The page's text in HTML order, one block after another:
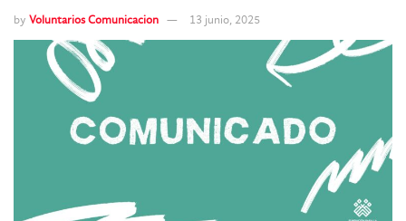
by Voluntarios Comunicacion 13 junio, 2025